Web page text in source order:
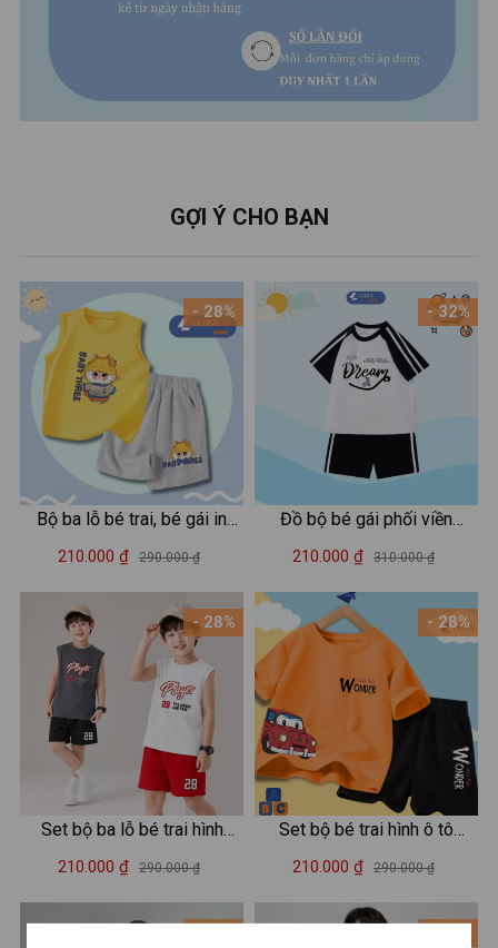
GỢI Ý CHO BẠN
- 28%
Bộ ba lỗ bé trai, bé gái in
hình Baby Three - Loza Kids
210.000 ₫ 290.000 ₫
- 28%
Set bộ ba lỗ bé trai hình
"Player 28 Awake and Pray"
210.000 ₫ 290.000 ₫
- 32%
Đồ bộ bé gái phối viền
Dream - Quần áo cho bé
Kids BF311
210.000 ₫ 310.000 ₫
- 28%
Set bộ bé trai hình ô tô
Wonder - LOZA SB295
210.000 ₫ 290.000 ₫